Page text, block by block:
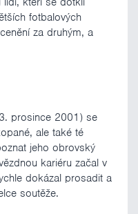
fotbalových
za druhým, a
prosince 2001) se
ale také té
jeho obrovský
kariéru začal v
dokázal prosadit a
soutěže.